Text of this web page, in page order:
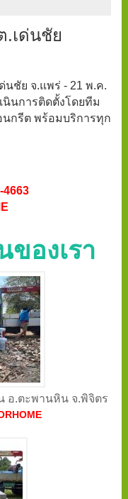
เด่นชัย
นชัย จ.แพร่ - 21 พ.ค.
นินการติดตั้งโดยทีม
กรีต พร้อมบริการทุก
4663
ของเรา
อ.ตะพานหิน จ.พิจิตร